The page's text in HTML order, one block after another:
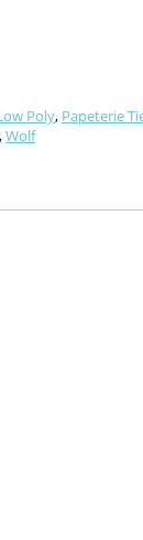
Poly, Papeterie
,Wolf